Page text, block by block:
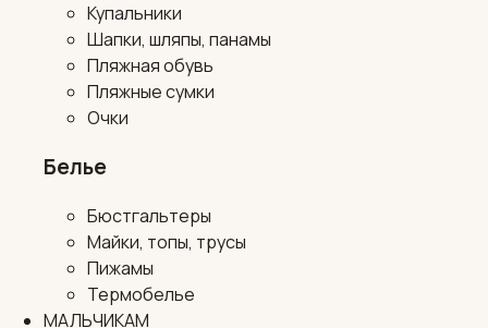
Купальники
Шапки, шляпы, панамы
Пляжная обувь
Пляжные сумки
Очки
Белье
Бюстгальтеры
Майки, топы, трусы
Пижамы
Термобелье
МАЛЬЧИКАМ